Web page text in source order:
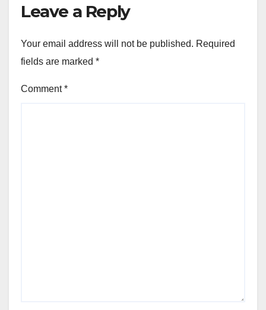
Leave a Reply
Your email address will not be published. Required
fields are marked *
Comment*